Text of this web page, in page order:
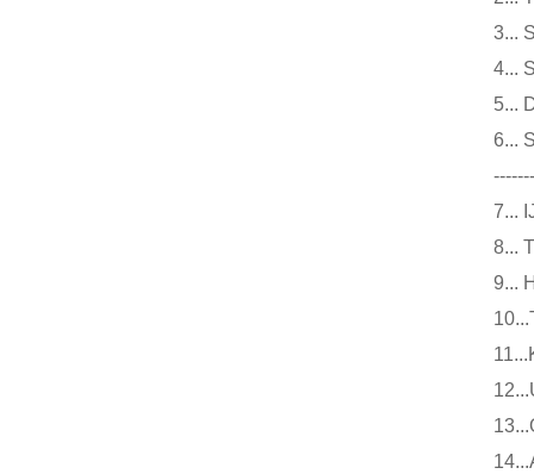
3...
4...
5...
6...
7...
8...
9...